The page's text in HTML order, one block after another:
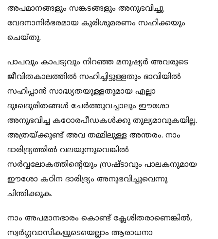
അപമാനങ്ങളും സങ്കടങ്ങളും അനുഭവിച്ചു
വേദനാനിര്‍ഭരമായ കുരിശുമരണം സഹിക്കയും
ചെയ്തു.
പാപവും കാപട്യവും നിറഞ്ഞ മനുഷ്യര്‍ അവരുടെ
ജീവിതകാലത്തില്‍ സഹിച്ചിട്ടുള്ളതും ഭാവിയില്‍
സഹിപ്പാന്‍ സാദ്ധ്യതയുള്ളതുമായ എല്ലാ
ദുഃഖദുരിതങ്ങള്‍ ചേര്‍ത്തുവച്ചാലും ഈശോ
അനുഭവിച്ച കഠോരപീഡകള്‍ക്കു തുല്യമാവുകയില്ല.
അത്രയ്ക്കുണ്ട് അവ തമ്മിലുള്ള അന്തരം. നാം
ദാരിദ്ര്യത്തില്‍ വലയുന്നുവെങ്കില്‍
സര്‍വ്വലോകത്തിന്‍റെയും സ്രഷ്ടാവും പാലകനുമായ
ഈശോ കഠിന ദാരിദ്ര്യം അനുഭവിച്ചുവെന്നു
ചിന്തിക്കുക.
നാം അപമാനഭാരം കൊണ്ട് ക്ലേശിതരാണെങ്കില്‍,
സ്വര്‍ഗ്ഗവാസികളുടെയെല്ലാം ആരാധനാ